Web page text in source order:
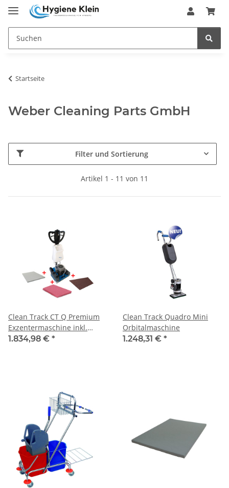
Startseite
Weber Cleaning Parts GmbH
Filter und Sortierung
Artikel 1 - 11 von 11
Clean Track CT Q Premium
Exzentermaschine inkl.
Treibteller, 8
1.834,98 € *
Clean Track Quadro Mini
Orbitalmaschine
1.248,31 € *